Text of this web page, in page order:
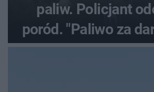
paliw. Policjant
poród. "Paliwo za
50 %!"